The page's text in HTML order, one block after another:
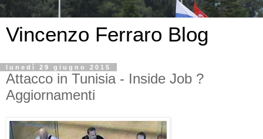
Vincenzo Ferraro Blog
lunedì 29 giugno 2015
Attacco in Tunisia - Inside Job ?
Aggiornamenti